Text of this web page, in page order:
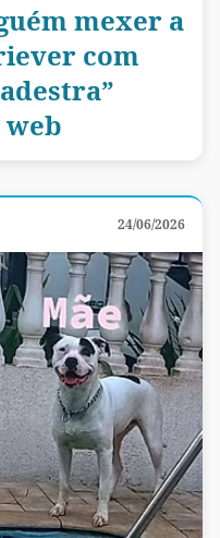
mexer a
com
24/06/2026